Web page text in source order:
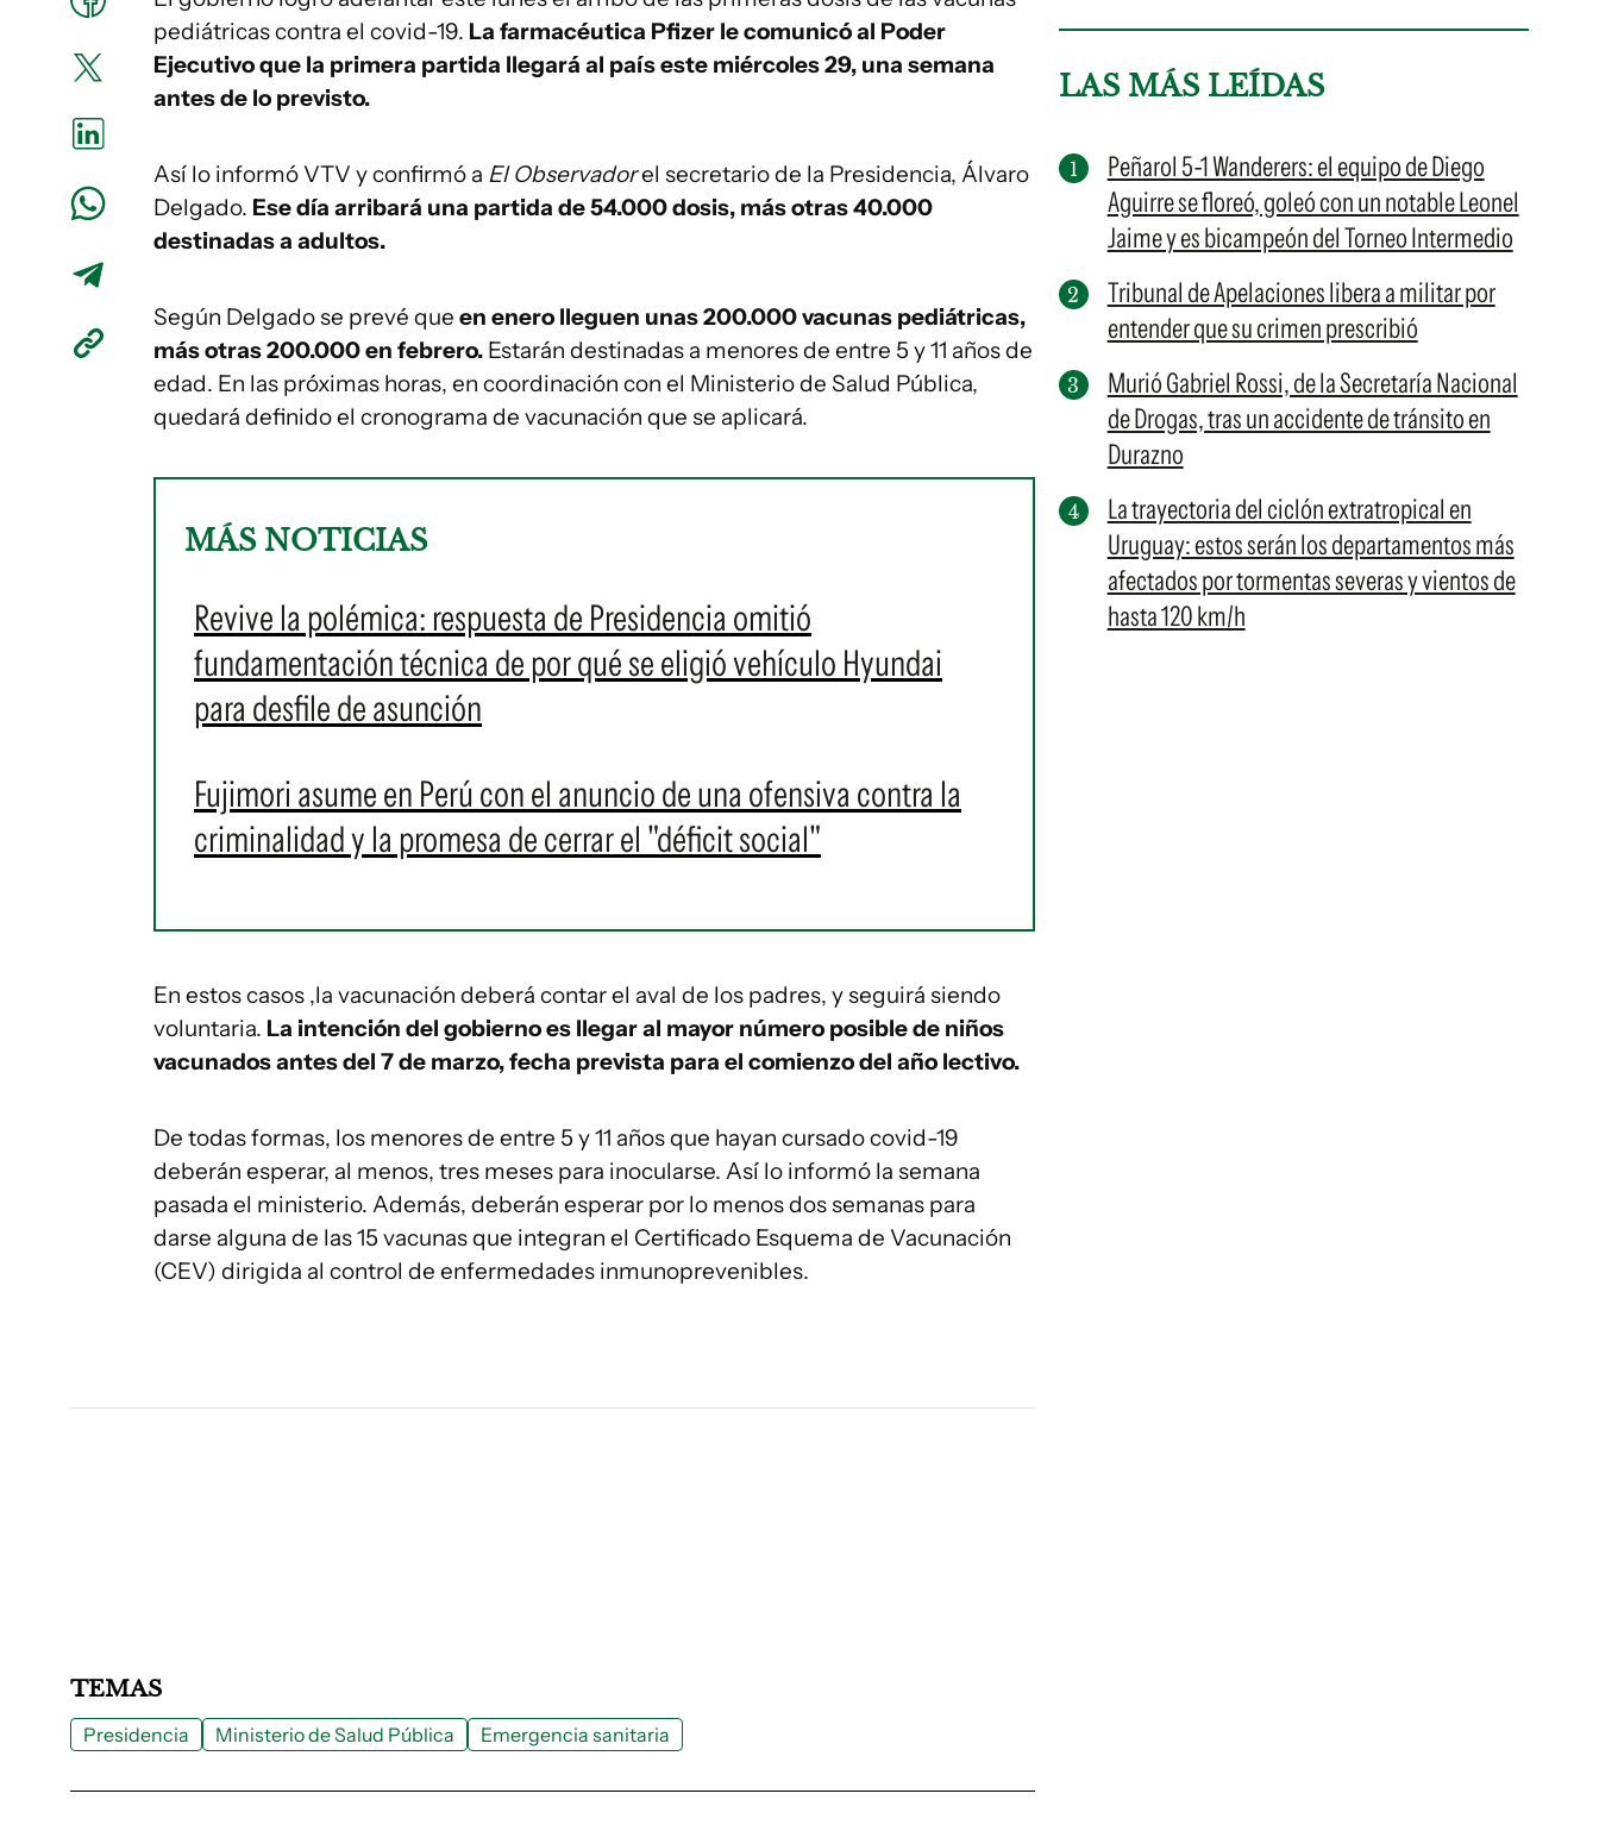
pediátricas contra el covid-19. La farmacéutica Pfizer le comunicó al Poder
Ejecutivo que la primera partida llegará al país este miércoles 29, una semana
antes de lo previsto.
Así lo informó VTV y confirmó a El Observadorel secretario de la Presidencia, Álvaro
Delgado. Ese día arribará una partida de 54.000 dosis, más otras 40.000
destinadas a adultos.
Según Delgado se prevé que en enero lleguen unas 200.000 vacunas pediátricas,
más otras 200.000 en febrero. Estarán destinadas a menores de entre 5 y 11 años de
edad. En las próximas horas, en coordinación con el Ministerio de Salud Pública,
quedará definido el cronograma de vacunación que se aplicará.
MÁS NOTICIAS
Revive la polémica: respuesta de Presidencia omitió
fundamentación técnica de por qué se eligió vehículo Hyundai
para desfile de asunción
Fujimori asume en Perú con el anuncio de una ofensiva contra la
criminalidad y la promesa de cerrar el "déficit social"
En estos casos ,la vacunación deberá contar el aval de los padres, y seguirá siendo
voluntaria. La intención del gobierno es llegar al mayor número posible de niños
vacunados antes del 7 de marzo, fecha prevista para el comienzo del año lectivo.
De todas formas, los menores de entre 5 y 11 años que hayan cursado covid-19
deberán esperar, al menos, tres meses para inocularse. Así lo informó la semana
pasada el ministerio. Además, deberán esperar por lo menos dos semanas para
darse alguna de las 15 vacunas que integran el Certificado Esquema de Vacunación
(CEV) dirigida al control de enfermedades inmunoprevenibles.
LAS MÁS LEÍDAS
Peñarol 5-1 Wanderers: el equipo de Diego
Aguirre se floreó, goleó con un notable Leonel
Jaime y es bicampeón del Torneo Intermedio
Tribunal de Apelaciones libera a militar por
entender que su crimen prescribió
Murió Gabriel Rossi, de la Secretaría Nacional
de Drogas, tras un accidente de tránsito en
Durazno
La trayectoria del ciclón extratropical en
Uruguay: estos serán los departamentos más
afectados por tormentas severas y vientos de
hasta 120 km/h
TEMAS
Presidencia Ministerio de Salud Pública Emergencia sanitaria